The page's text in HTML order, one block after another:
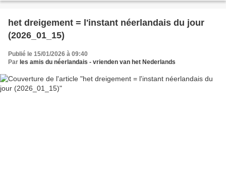
het dreigement = l'instant néerlandais du jour
(2026_01_15)
Publié le 15/01/2026 à 09:40
Par les amis du néerlandais - vrienden van het Nederlands